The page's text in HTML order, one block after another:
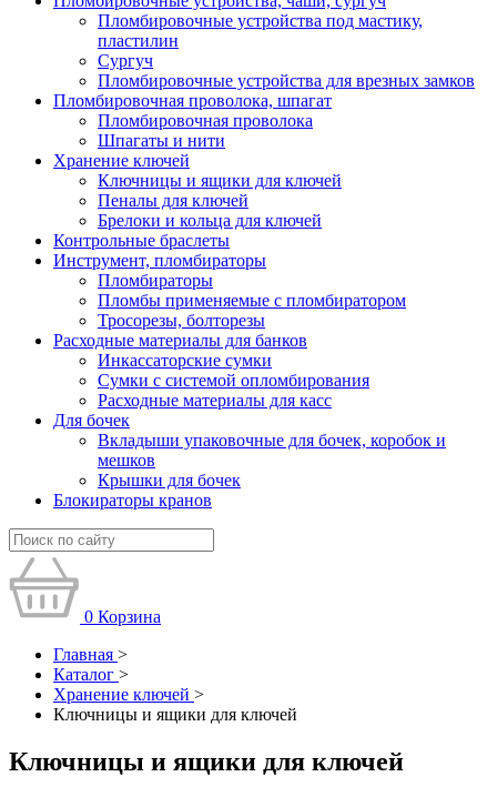
Пломбировочные устройства под мастику,
пластилин
Сургуч
Пломбировочные устройства для врезных замков
Пломбировочная проволока, шпагат
Пломбировочная проволока
Шпагаты и нити
Хранение ключей
Ключницы и ящики для ключей
Пеналы для ключей
Брелоки и кольца для ключей
Контрольные браслеты
Инструмент, пломбираторы
Пломбираторы
Пломбы применяемые с пломбиратором
Тросорезы, болторезы
Расходные материалы для банков
Инкассаторские сумки
Сумки с системой опломбирования
Расходные материалы для касс
Для бочек
Вкладыши упаковочные для бочек, коробок и
мешков
Крышки для бочек
Блокираторы кранов
0 Корзина
Главная >
Каталог >
Хранение ключей >
Ключницы и ящики для ключей
Ключницы и ящики для ключей